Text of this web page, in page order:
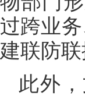
过跨业
建联防联
此外